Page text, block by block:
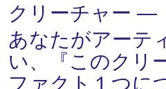
クリーチャー ―
あなたがアーテ
い、『このクリ
ファクト１つに